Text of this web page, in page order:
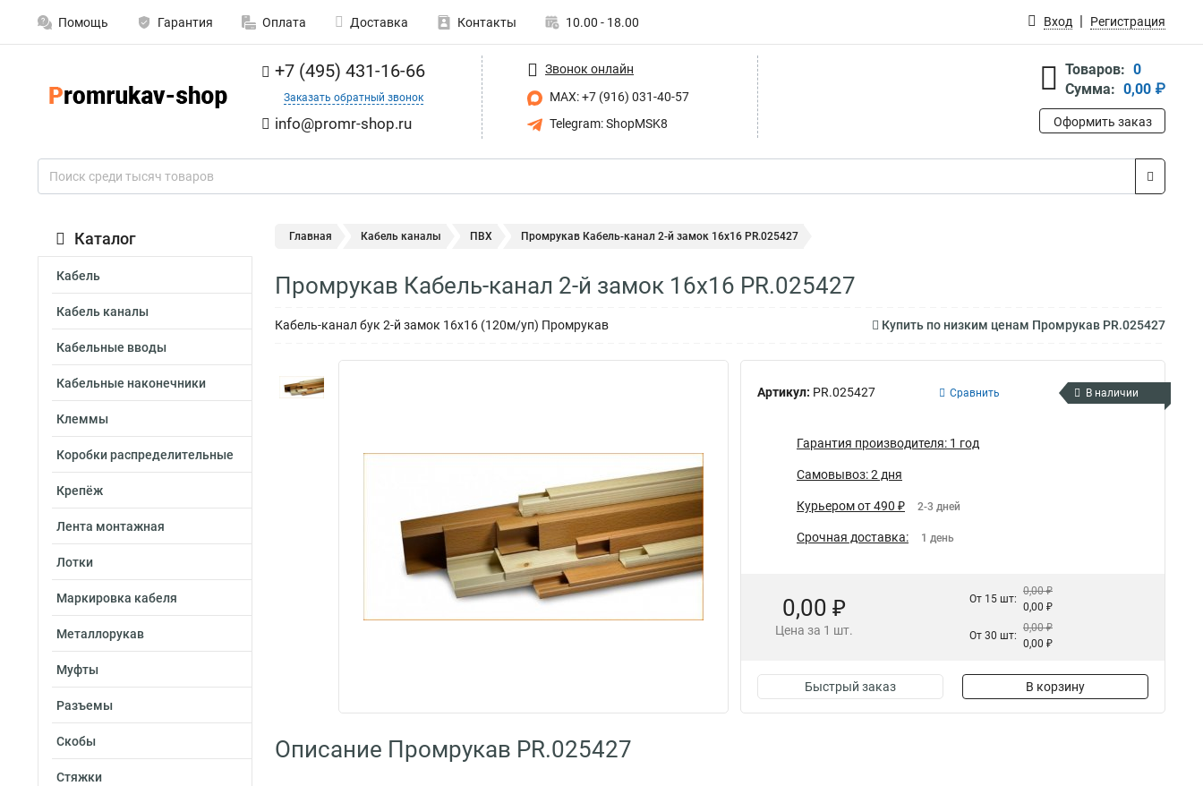
Помощь Гарантия Оплата Доставка Контакты 10.00 - 18.00 Вход Регистрация
+7 (495) 431-16-66
Заказать обратный звонок
info@promr-shop.ru
Звонок онлайн
MAX: +7 (916) 031-40-57
Telegram: ShopMSK8
Товаров: 0
Сумма: 0,00 ₽
Оформить заказ
Каталог
Кабель
Кабель каналы
Кабельные вводы
Кабельные наконечники
Клеммы
Коробки распределительные
Крепёж
Лента монтажная
Лотки
Маркировка кабеля
Металлорукав
Муфты
Разъемы
Скобы
Стяжки
Главная Кабель каналы ПВХ Промрукав Кабель-канал 2-й замок 16х16 PR.025427
Промрукав Кабель-канал 2-й замок 16х16 PR.025427
Кабель-канал бук 2-й замок 16х16 (120м/уп) Промрукав Купить по низким ценам Промрукав PR.025427
Артикул: PR.025427 Сравнить В наличии
Гарантия производителя: 1 год
Самовывоз: 2 дня
Курьером от 490 ₽ 2-3 дней
Срочная доставка: 1 день
0,00 ₽
Цена за 1 шт.
От 15 шт:
0,00 ₽
0,00 ₽
От 30 шт:
0,00 ₽
0,00 ₽
Быстрый заказ В корзину
Описание Промрукав PR.025427